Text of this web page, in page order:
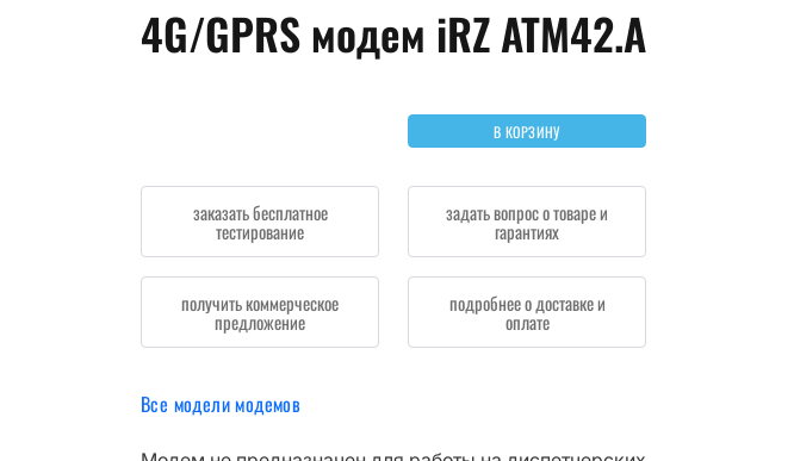
GSM модули
Антенны
Глонасс/GPS антенны
Провода и крепления
Роутеры
4G/GPRS модем iRZ ATM42.A
В КОРЗИНУ
заказать бесплатное
тестирование
задать вопрос о товаре и
гарантиях
получить коммерческое
предложение
подробнее о доставке и
оплате
Все модели модемов